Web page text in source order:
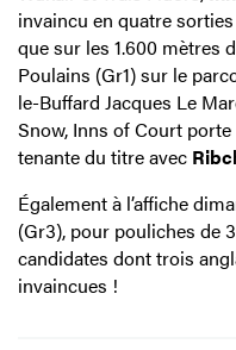
invaincu en quatre
que sur les 1.600 mètres
Poulains (Gr1) sur le
le-Buffard Jacques Le
Snow, Inns of Court
tenante du titre avec
Également à l’affiche
(Gr3), pour pouliches de
candidates dont trois
invaincues !